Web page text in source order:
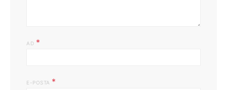
AD *
E-POSTA *